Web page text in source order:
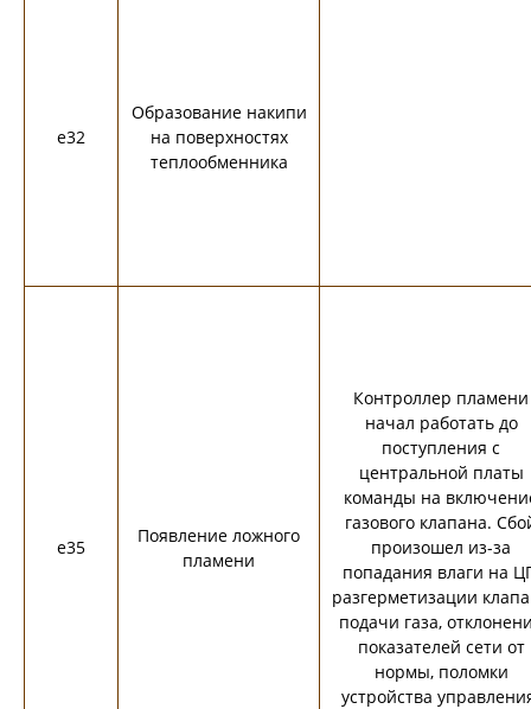
e32
Образование накипи
на поверхностях
теплообменника
e35
Появление ложного
пламени
Контроллер пламени
начал работать до
поступления с
центральной платы
команды на
газового клапана.
произошел из-за
попадания влаги на
разгерметизации
подачи газа,
показателей сети от
нормы, поломки
устройства